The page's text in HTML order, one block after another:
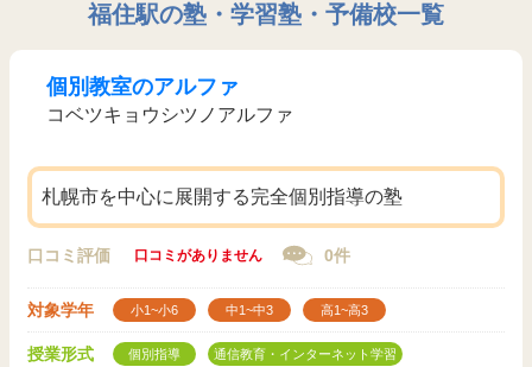
福住駅の塾・学習塾・予備校一覧
個別教室のアルファ
コベツキョウシツノアルファ
札幌市を中心に展開する完全個別指導の塾
口コミ評価 口コミがありません 0件
対象学年 小1~小6 中1~中3 高1~高3
授業形式 個別指導 通信教育・インターネット学習